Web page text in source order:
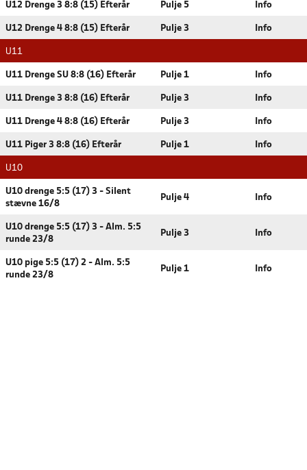
U12 Drenge 3 8:8 (15) Efterår Pulje 5 Info
U12 Drenge 4 8:8 (15) Efterår Pulje 3 Info
U11
U11 Drenge SU 8:8 (16) Efterår Pulje 1 Info
U11 Drenge 3 8:8 (16) Efterår Pulje 3 Info
U11 Drenge 4 8:8 (16) Efterår Pulje 3 Info
U11 Piger 3 8:8 (16) Efterår Pulje 1 Info
U10
U10 drenge 5:5 (17) 3 - Silent
stævne 16/8
Pulje 4 Info
U10 drenge 5:5 (17) 3 - Alm. 5:5
runde 23/8
Pulje 3 Info
U10 pige 5:5 (17) 2 - Alm. 5:5
runde 23/8
Pulje 1 Info